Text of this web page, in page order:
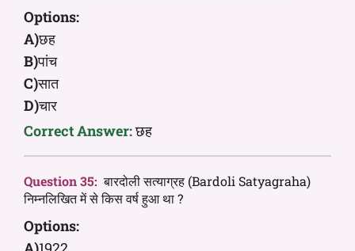
Options:
A)छह
B)पांच
C)सात
D)चार
Correct Answer:छह
Question 35: बारदोली सत्याग्रह (Bardoli Satyagraha)
निम्नलिखित में से किस वर्ष हुआ था ?
Options: